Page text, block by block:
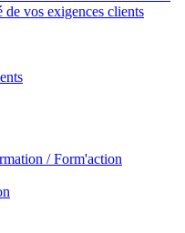
de vos exigences clients
/ Form'action